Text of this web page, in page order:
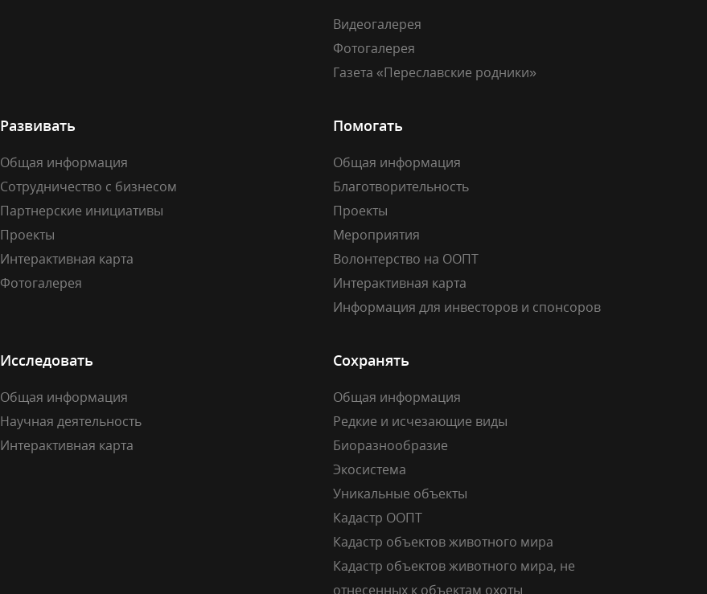
Видеогалерея
Фотогалерея
Газета «Переславские родники»
Развивать
Общая информация
Сотрудничество с бизнесом
Партнерские инициативы
Проекты
Интерактивная карта
Фотогалерея
Помогать
Общая информация
Благотворительность
Проекты
Мероприятия
Волонтерство на ООПТ
Интерактивная карта
Информация для инвесторов и спонсоров
Исследовать
Общая информация
Научная деятельность
Интерактивная карта
Сохранять
Общая информация
Редкие и исчезающие виды
Биоразнообразие
Экосистема
Уникальные объекты
Кадастр ООПТ
Кадастр объектов животного мира
Кадастр объектов животного мира, не
отнесенных к объектам охоты